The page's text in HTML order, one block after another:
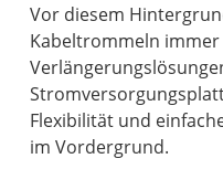
Vor diesem
Kabeltrommeln
Flexibilität und
im Vordergrund.